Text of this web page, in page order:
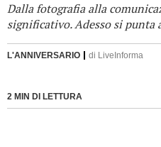
Dalla fotografia alla
significativo. Adesso si punta
L'ANNIVERSARIO di LiveInforma
2 MIN DI LETTURA